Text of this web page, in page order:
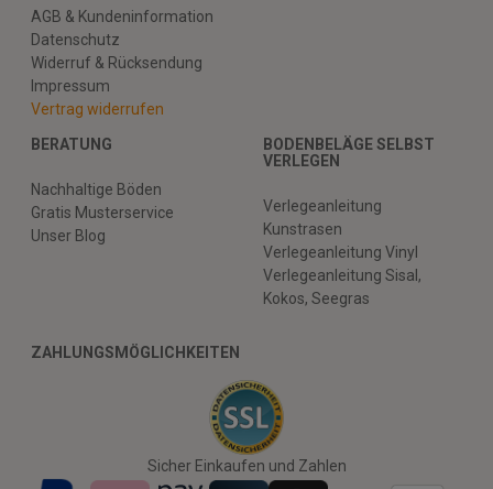
AGB & Kundeninformation
Datenschutz
Widerruf & Rücksendung
Impressum
Vertrag widerrufen
BERATUNG
Nachhaltige Böden
Gratis Musterservice
Unser Blog
BODENBELÄGE SELBST
VERLEGEN
Verlegeanleitung
Kunstrasen
Verlegeanleitung Vinyl
Verlegeanleitung Sisal,
Kokos, Seegras
ZAHLUNGSMÖGLICHKEITEN
Sicher Einkaufen und Zahlen